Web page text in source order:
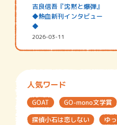
吉良信吾『沈黙と爆弾』
◆熱血新刊インタビュー
◆
2026-03-11
人気ワード
GOAT GO-mono文学賞
探偵小石は恋しない
ゆ